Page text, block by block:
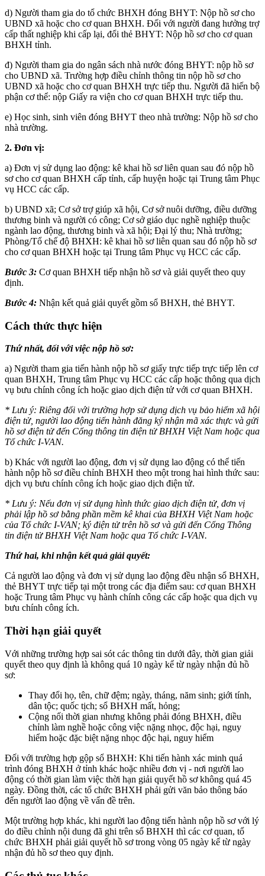
d) Người tham gia do tổ chức BHXH đóng BHYT: Nộp hồ sơ cho
UBND xã hoặc cho cơ quan BHXH. Đối với người đang hưởng trợ
cấp thất nghiệp khi cấp lại, đổi thẻ BHYT: Nộp hồ sơ cho cơ quan
BHXH tỉnh.
đ) Người tham gia do ngân sách nhà nước đóng BHYT: nộp hồ sơ
cho UBND xã. Trường hợp điều chỉnh thông tin nộp hồ sơ cho
UBND xã hoặc cho cơ quan BHXH trực tiếp thu. Người đã hiến bộ
phận cơ thể: nộp Giấy ra viện cho cơ quan BHXH trực tiếp thu.
e) Học sinh, sinh viên đóng BHYT theo nhà trường: Nộp hồ sơ cho
nhà trường.
2. Đơn vị:
a) Đơn vị sử dụng lao động: kê khai hồ sơ liên quan sau đó nộp hồ
sơ cho cơ quan BHXH cấp tỉnh, cấp huyện hoặc tại Trung tâm Phục
vụ HCC các cấp.
b) UBND xã; Cơ sở trợ giúp xã hội, Cơ sở nuôi dưỡng, điều dưỡng
thương binh và người có công; Cơ sở giáo dục nghề nghiệp thuộc
ngành lao động, thương binh và xã hội; Đại lý thu; Nhà trường;
Phòng/Tổ chế độ BHXH: kê khai hồ sơ liên quan sau đó nộp hồ sơ
cho cơ quan BHXH hoặc tại Trung tâm Phục vụ HCC các cấp.
Bước 3: Cơ quan BHXH tiếp nhận hồ sơ và giải quyết theo quy
định.
Bước 4: Nhận kết quả giải quyết gồm sổ BHXH, thẻ BHYT.
Cách thức thực hiện
Thứ nhất, đối với việc nộp hồ sơ:
a) Người tham gia tiến hành nộp hồ sơ giấy trực tiếp trực tiếp lên cơ
quan BHXH, Trung tâm Phục vụ HCC các cấp hoặc thông qua dịch
vụ bưu chính công ích hoặc giao dịch điện tử với cơ quan BHXH.
* Lưu ý: Riêng đối với trường hợp sử dụng dịch vụ bảo hiểm xã hội
điện tử, người lao động tiến hành đăng ký nhận mã xác thực và gửi
hồ sơ điện tử đến Cổng thông tin điện tử BHXH Việt Nam hoặc qua
Tổ chức I-VAN.
b) Khác với người lao động, đơn vị sử dụng lao động có thể tiến
hành nộp hồ sơ điều chỉnh BHXH theo một trong hai hình thức sau:
dịch vụ bưu chính công ích hoặc giao dịch điện tử.
* Lưu ý: Nếu đơn vị sử dụng hình thức giao dịch điện tử, đơn vị
phải lập hồ sơ bằng phần mềm kê khai của BHXH Việt Nam hoặc
của Tổ chức I-VAN; ký điện tử trên hồ sơ và gửi đến Cổng Thông
tin điện tử BHXH Việt Nam hoặc qua Tổ chức I-VAN.
Thứ hai, khi nhận kết quả giải quyết:
Cả người lao động và đơn vị sử dụng lao động đều nhận sổ BHXH,
thẻ BHYT trực tiếp tại một trong các địa điểm sau: cơ quan BHXH
hoặc Trung tâm Phục vụ hành chính công các cấp hoặc qua dịch vụ
bưu chính công ích.
Thời hạn giải quyết
Với những trường hợp sai sót các thông tin dưới đây, thời gian giải
quyết theo quy định là không quá 10 ngày kể từ ngày nhận đủ hồ
sơ:
Thay đổi họ, tên, chữ đệm; ngày, tháng, năm sinh; giới tính,
dân tộc; quốc tịch; sổ BHXH mất, hỏng;
Cộng nối thời gian nhưng không phải đóng BHXH, điều
chỉnh làm nghề hoặc công việc nặng nhọc, độc hại, nguy
hiểm hoặc đặc biệt nặng nhọc độc hại, nguy hiểm
Đối với trường hợp gộp sổ BHXH: Khi tiến hành xác minh quá
trình đóng BHXH ở tỉnh khác hoặc nhiều đơn vị - nơi người lao
động có thời gian làm việc thời hạn giải quyết hồ sơ không quá 45
ngày. Đồng thời, các tổ chức BHXH phải gửi văn bảo thông báo
đến người lao động về vấn đề trên.
Một trường hợp khác, khi người lao động tiến hành nộp hồ sơ với lý
do điều chỉnh nội dung đã ghi trên sổ BHXH thì các cơ quan, tổ
chức BHXH phải giải quyết hồ sơ trong vòng 05 ngày kể từ ngày
nhận đủ hồ sơ theo quy định.